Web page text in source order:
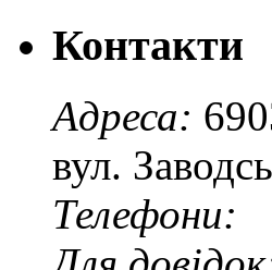
Контакти
Адреса:
вул.
Телефони: